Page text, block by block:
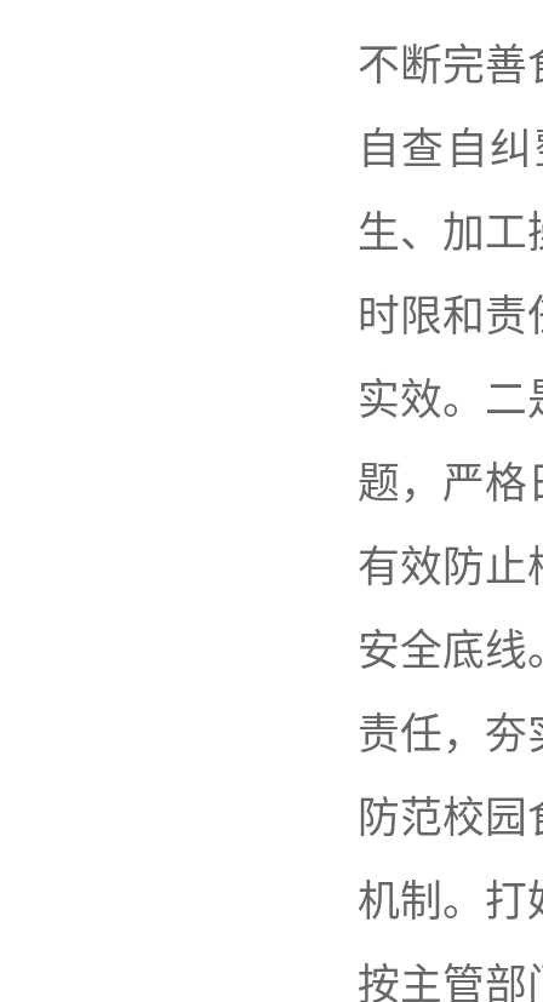
不断完善
自查自
生、加工
时限和
实效。二
题，严格
有效防止
安全底线
责任，夯
防范校
机制。打
按主管部